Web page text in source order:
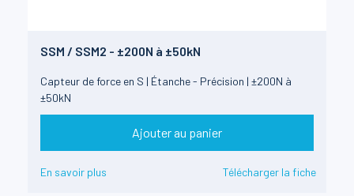
SSM / SSM2 - ±200N à ±50kN
Capteur de force en S | Étanche - Précision | ±200N à
±50kN
Ajouter au panier
En savoir plus Télécharger la fiche